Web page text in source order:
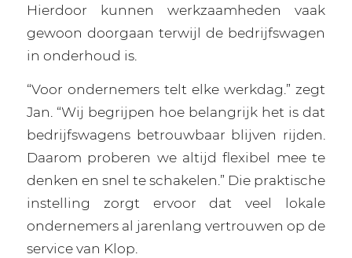
Hierdoor kunnen werkzaamheden vaak
gewoon doorgaan terwijl de bedrijfswagen
in onderhoud is.
“Voor ondernemers telt elke werkdag.” zegt
Jan. “Wij begrijpen hoe belangrijk het is dat
bedrijfswagens betrouwbaar blijven rijden.
Daarom proberen we altijd flexibel mee te
denken en snel te schakelen.” Die praktische
instelling zorgt ervoor dat veel lokale
ondernemers al jarenlang vertrouwen op de
service van Klop.